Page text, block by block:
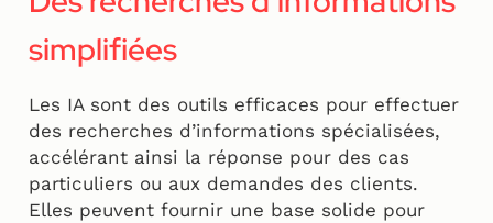
simplifiées
Les IA sont des outils efficaces pour effectuer
des recherches d’informations spécialisées,
accélérant ainsi la réponse pour des cas
particuliers ou aux demandes des clients.
Elles peuvent fournir une base solide pour